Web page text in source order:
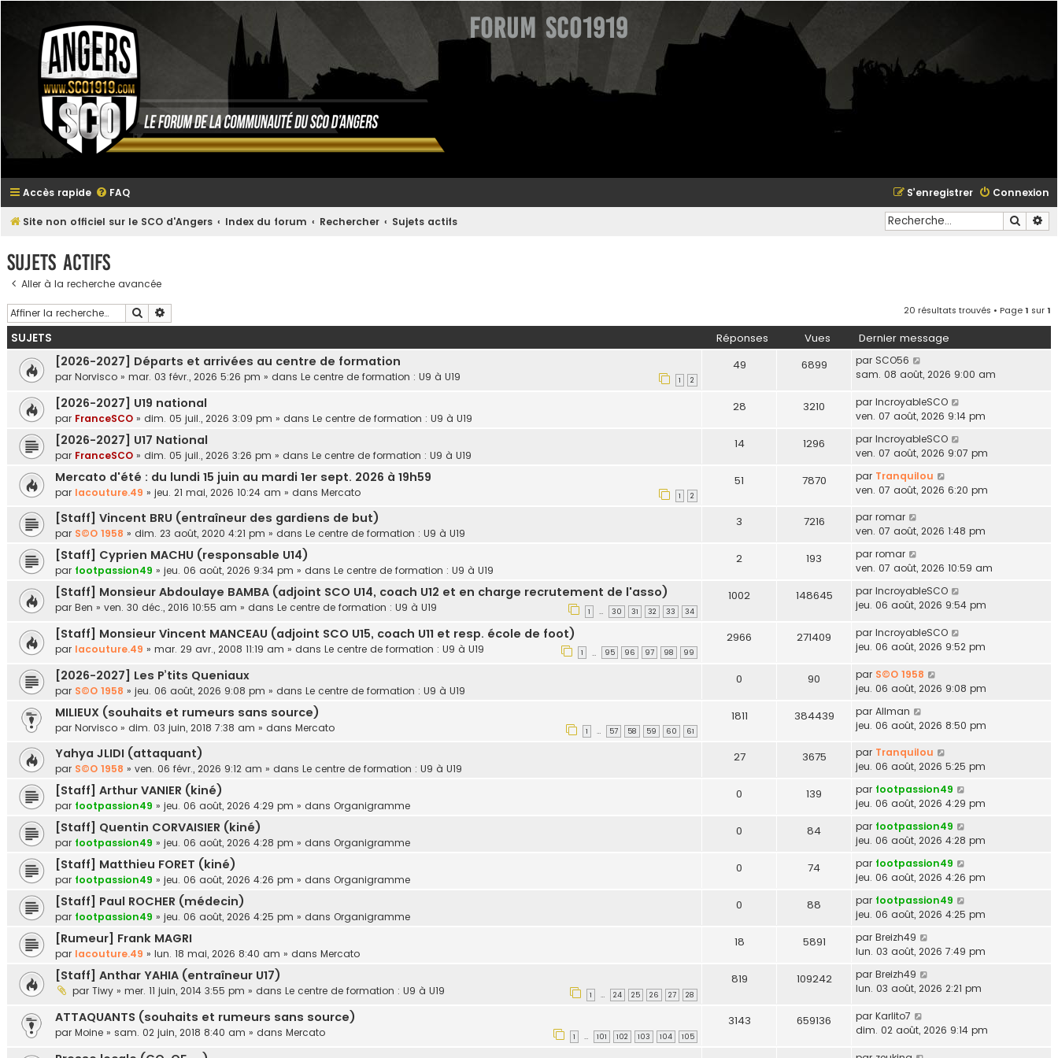
Forum SCO1919
Accès rapide FAQ Connexion
S’enregistrer
Site non officiel sur le SCO d'Angers Index du forum Rechercher Sujets actifs
Sujets actifs
Aller à la recherche avancée
Rechercher 20 résultats trouvés • Page1 sur1
SUJETS Réponses Vues Dernier message
[2026-2027] Départs et arrivées au centre de formation
par Norvisco » mar. 03 févr., 2026 5:26 pm » dans Le centre de formation : U9 à U19 1 2
49 6899 par SCO56
sam. 08 août, 2026 9:00 am
[2026-2027] U19 national
par FranceSCO » dim. 05 juil., 2026 3:09 pm » dans Le centre de formation : U9 à U19
28 3210 par IncroyableSCO
ven. 07 août, 2026 9:14 pm
[2026-2027] U17 National
par FranceSCO » dim. 05 juil., 2026 3:26 pm » dans Le centre de formation : U9 à U19
14 1296 par IncroyableSCO
ven. 07 août, 2026 9:07 pm
Mercato d'été : du lundi 15 juin au mardi 1er sept. 2026 à 19h59
par lacouture.49 » jeu. 21 mai, 2026 10:24 am » dans Mercato 1 2
51 7870 par Tranquilou
ven. 07 août, 2026 6:20 pm
[Staff] Vincent BRU (entraîneur des gardiens de but)
par S©O 1958 » dim. 23 août, 2020 4:21 pm » dans Le centre de formation : U9 à U19
3 7216 par romar
ven. 07 août, 2026 1:48 pm
[Staff] Cyprien MACHU (responsable U14)
par footpassion49 » jeu. 06 août, 2026 9:34 pm » dans Le centre de formation : U9 à U19
2 193 par romar
ven. 07 août, 2026 10:59 am
[Staff] Monsieur Abdoulaye BAMBA (adjoint SCO U14, coach U12 et en charge recrutement de l'asso)
par Ben » ven. 30 déc., 2016 10:55 am » dans Le centre de formation : U9 à U19 1 … 30 31 32 33 34
1002 148645 par IncroyableSCO
jeu. 06 août, 2026 9:54 pm
[Staff] Monsieur Vincent MANCEAU (adjoint SCO U15, coach U11 et resp. école de foot)
par lacouture.49 » mar. 29 avr., 2008 11:19 am » dans Le centre de formation : U9 à U19 1 … 95 96 97 98 99
2966 271409 par IncroyableSCO
jeu. 06 août, 2026 9:52 pm
[2026-2027] Les P’tits Queniaux
par S©O 1958 » jeu. 06 août, 2026 9:08 pm » dans Le centre de formation : U9 à U19
0 90 par S©O 1958
jeu. 06 août, 2026 9:08 pm
MILIEUX (souhaits et rumeurs sans source)
par Norvisco » dim. 03 juin, 2018 7:38 am » dans Mercato 1 … 57 58 59 60 61
1811 384439 par Allman
jeu. 06 août, 2026 8:50 pm
Yahya JLIDI (attaquant)
par S©O 1958 » ven. 06 févr., 2026 9:12 am » dans Le centre de formation : U9 à U19
27 3675 par Tranquilou
jeu. 06 août, 2026 5:25 pm
[Staff] Arthur VANIER (kiné)
par footpassion49 » jeu. 06 août, 2026 4:29 pm » dans Organigramme
0 139 par footpassion49
jeu. 06 août, 2026 4:29 pm
[Staff] Quentin CORVAISIER (kiné)
par footpassion49 » jeu. 06 août, 2026 4:28 pm » dans Organigramme
0 84 par footpassion49
jeu. 06 août, 2026 4:28 pm
[Staff] Matthieu FORET (kiné)
par footpassion49 » jeu. 06 août, 2026 4:26 pm » dans Organigramme
0 74 par footpassion49
jeu. 06 août, 2026 4:26 pm
[Staff] Paul ROCHER (médecin)
par footpassion49 » jeu. 06 août, 2026 4:25 pm » dans Organigramme
0 88 par footpassion49
jeu. 06 août, 2026 4:25 pm
[Rumeur] Frank MAGRI
par lacouture.49 » lun. 18 mai, 2026 8:40 am » dans Mercato
18 5891 par Breizh49
lun. 03 août, 2026 7:49 pm
[Staff] Anthar YAHIA (entraîneur U17)
par Tiwy » mer. 11 juin, 2014 3:55 pm » dans Le centre de formation : U9 à U19 1 … 24 25 26 27 28
819 109242 par Breizh49
lun. 03 août, 2026 2:21 pm
ATTAQUANTS (souhaits et rumeurs sans source)
par Moine » sam. 02 juin, 2018 8:40 am » dans Mercato 1 … 101 102 103 104 105
3143 659136 par Karlito7
dim. 02 août, 2026 9:14 pm